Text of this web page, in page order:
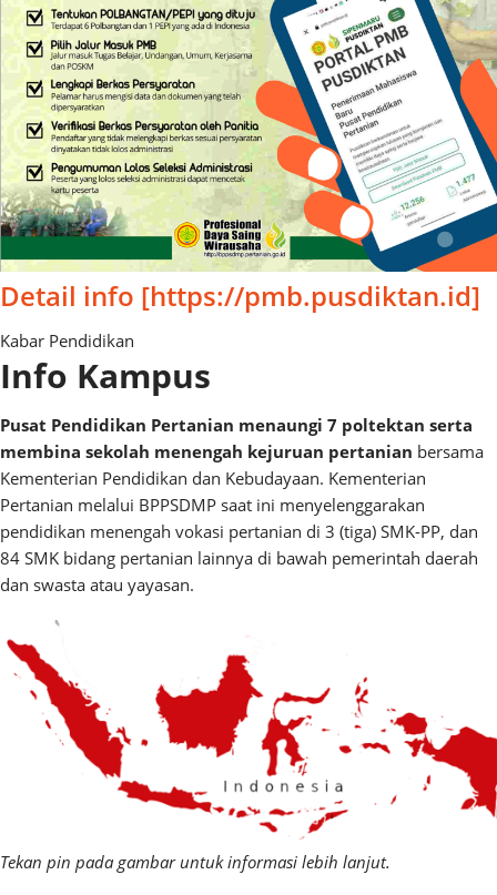
Detail info [https://pmb.pusdiktan.id]
Kabar Pendidikan
Info Kampus​
Pusat Pendidikan Pertanian menaungi 7 poltektan serta
membina sekolah menengah kejuruan pertanian bersama
Kementerian Pendidikan dan Kebudayaan. Kementerian
Pertanian melalui BPPSDMP saat ini menyelenggarakan
pendidikan menengah vokasi pertanian di 3 (tiga) SMK-PP, dan
84 SMK bidang pertanian lainnya di bawah pemerintah daerah
dan swasta atau yayasan.
Tekan pin pada gambar untuk informasi lebih lanjut.